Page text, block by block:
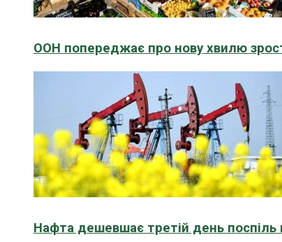
ООН попереджає про нову хвилю
Нафта дешевшає третій день